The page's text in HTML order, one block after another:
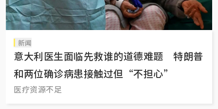
新闻
意大利医生面临先救谁的道德难题 特朗普
和两位确诊病患接触过但“不担心”
医疗资源不足